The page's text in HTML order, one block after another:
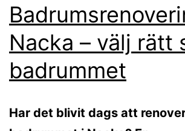
Nacka – välj rätt
badrummet
Har det blivit dags att